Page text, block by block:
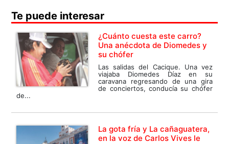
Te puede interesar
¿Cuánto cuesta este carro?
Una anécdota de Diomedes y
su chófer
Las salidas del Cacique. Una vez
viajaba Diomedes Díaz en su
caravana regresando de una gira
de conciertos, conducía su chófer
de...
La gota fría y La cañaguatera,
en la voz de Carlos Vives le